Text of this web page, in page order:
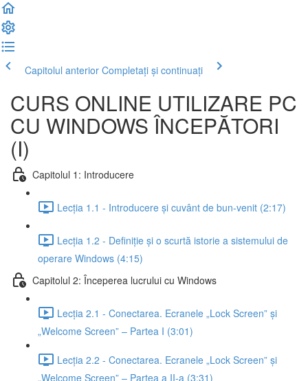
Capitolul anterior Completați și continuați
CURS ONLINE UTILIZARE PC
CU WINDOWS ÎNCEPĂTORI
(I)
Capitolul 1: Introducere
Lecția 1.1 - Introducere și cuvânt de bun-venit (2:17)
Lecția 1.2 - Definiție și o scurtă istorie a sistemului de
operare Windows (4:15)
Capitolul 2: Începerea lucrului cu Windows
Lecția 2.1 - Conectarea. Ecranele „Lock Screen” și
„Welcome Screen” – Partea I (3:01)
Lecția 2.2 - Conectarea. Ecranele „Lock Screen” și
„Welcome Screen” – Partea a II-a (3:31)